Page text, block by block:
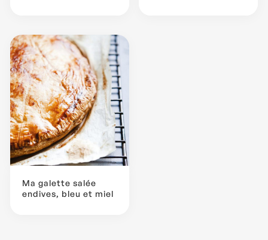
Ma galette salée
endives, bleu et miel